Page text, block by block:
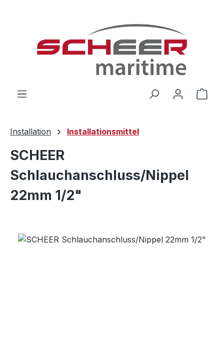
Installation Installationsmittel
SCHEER
Schlauchanschluss/Nippel
22mm 1/2"
Bildergalerie überspringen